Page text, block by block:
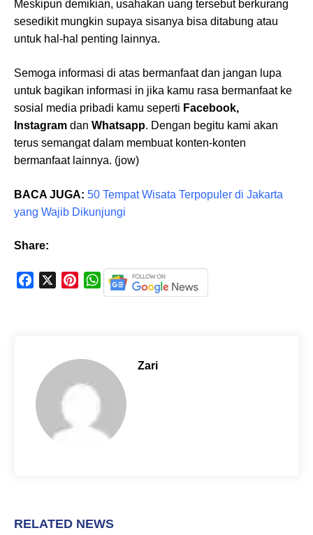
Meskipun demikian, usahakan uang tersebut berkurang
sesedikit mungkin supaya sisanya bisa ditabung atau
untuk hal-hal penting lainnya.
Semoga informasi di atas bermanfaat dan jangan lupa
untuk bagikan informasi in jika kamu rasa bermanfaat ke
sosial media pribadi kamu seperti Facebook,
Instagram dan Whatsapp. Dengan begitu kami akan
terus semangat dalam membuat konten-konten
bermanfaat lainnya. (jow)
BACA JUGA: 50 Tempat Wisata Terpopuler di Jakarta
yang Wajib Dikunjungi
Share:
k
W
h
A
Zari
RELATED NEWS